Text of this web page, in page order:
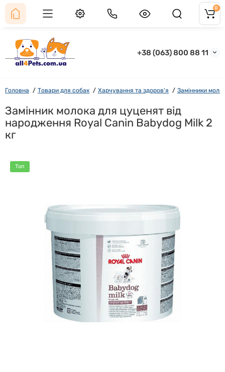
+38 (063) 800 88 11
0
Головна Товари для собак Харчування та здоров'я Замінники
Замінник молока для цуценят від
народження Royal Canin Babydog Milk 2
кг
Топ